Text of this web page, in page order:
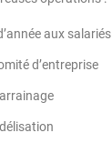
aux salariés
d’entreprise